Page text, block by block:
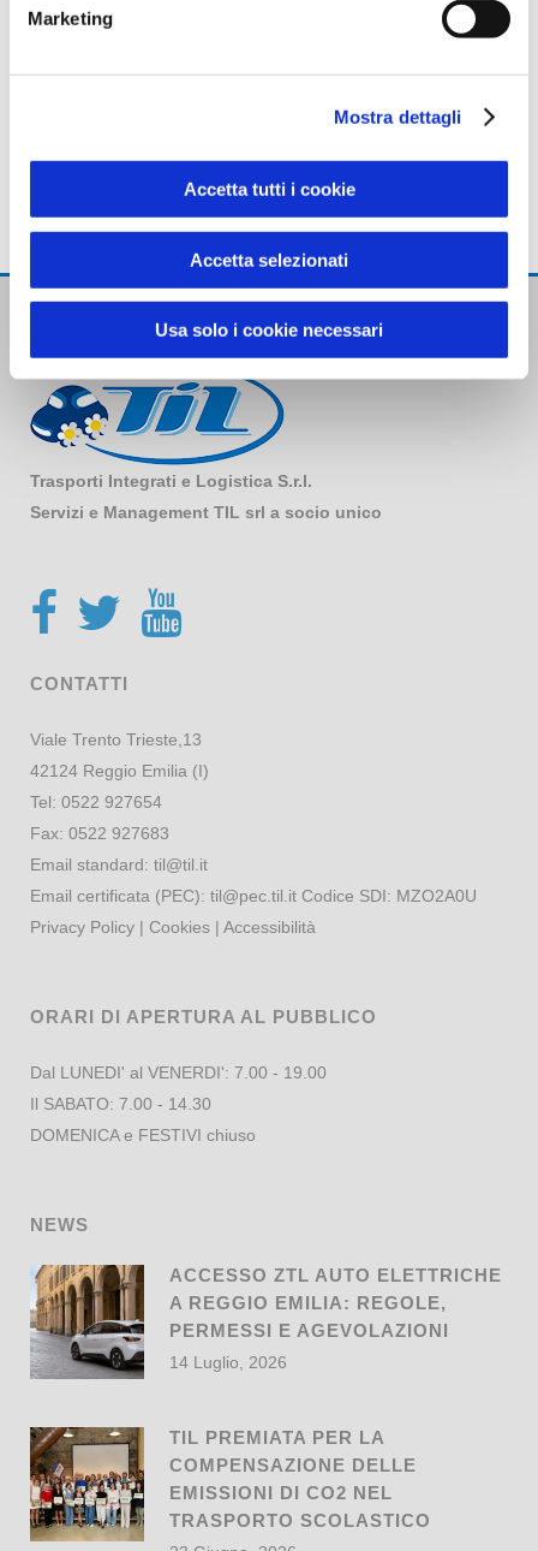
Marketing
Mostra dettagli
Accetta tutti i cookie
Accetta selezionati
Usa solo i cookie necessari
Data ultimo aggiornamento: 28.05.2025
Trasporti Integrati e Logistica S.r.l.
Servizi e Management TIL srl a socio unico
CONTATTI
Viale Trento Trieste,13
42124 Reggio Emilia (I)
Tel: 0522 927654
Fax: 0522 927683
Email standard: til@til.it
Email certificata (PEC): til@pec.til.it Codice SDI: MZO2A0U
Privacy Policy | Cookies | Accessibilità
ORARI DI APERTURA AL PUBBLICO
Dal LUNEDI' al VENERDI': 7.00 - 19.00
Il SABATO: 7.00 - 14.30
DOMENICA e FESTIVI chiuso
NEWS
ACCESSO ZTL AUTO ELETTRICHE
A REGGIO EMILIA: REGOLE,
PERMESSI E AGEVOLAZIONI
14 Luglio, 2026
TIL PREMIATA PER LA
COMPENSAZIONE DELLE
EMISSIONI DI CO2 NEL
TRASPORTO SCOLASTICO